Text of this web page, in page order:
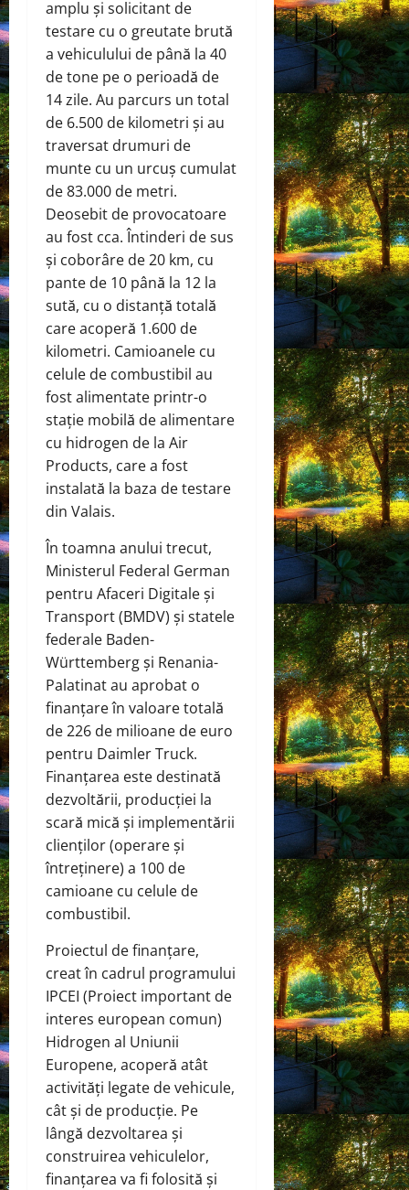
amplu și solicitant de
testare cu o greutate brută
a vehiculului de până la 40
de tone pe o perioadă de
14 zile. Au parcurs un total
de 6.500 de kilometri și au
traversat drumuri de
munte cu un urcuș cumulat
de 83.000 de metri.
Deosebit de provocatoare
au fost cca. Întinderi de sus
și coborâre de 20 km, cu
pante de 10 până la 12 la
sută, cu o distanță totală
care acoperă 1.600 de
kilometri. Camioanele cu
celule de combustibil au
fost alimentate printr-o
stație mobilă de alimentare
cu hidrogen de la Air
Products, care a fost
instalată la baza de testare
din Valais.
În toamna anului trecut,
Ministerul Federal German
pentru Afaceri Digitale și
Transport (BMDV) și statele
federale Baden-
Württemberg și Renania-
Palatinat au aprobat o
finanțare în valoare totală
de 226 de milioane de euro
pentru Daimler Truck.
Finanțarea este destinată
dezvoltării, producției la
scară mică și implementării
clienților (operare și
întreținere) a 100 de
camioane cu celule de
combustibil.
Proiectul de finanțare,
creat în cadrul programului
IPCEI (Proiect important de
interes european comun)
Hidrogen al Uniunii
Europene, acoperă atât
activități legate de vehicule,
cât și de producție. Pe
lângă dezvoltarea și
construirea vehiculelor,
finanțarea va fi folosită și